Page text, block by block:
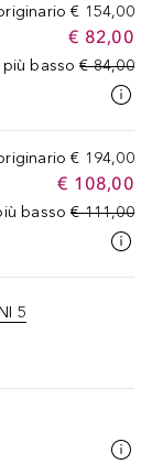
€ 154,00
€ 82,00
più basso € 84,00
€ 194,00
€ 108,00
basso € 111,00
5